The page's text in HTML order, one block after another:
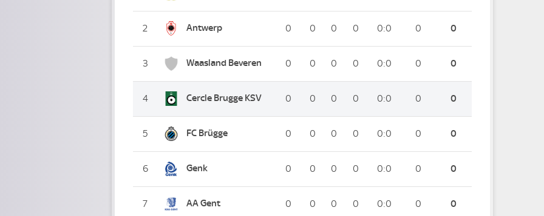
2 Antwerp 0 0 0 0 0:0 0 0
3 Waasland Beveren 0 0 0 0 0:0 0 0
4 Cercle Brugge KSV 0 0 0 0 0:0 0 0
5 FC Brügge 0 0 0 0 0:0 0 0
6 Genk 0 0 0 0 0:0 0 0
7 AA Gent 0 0 0 0 0:0 0 0